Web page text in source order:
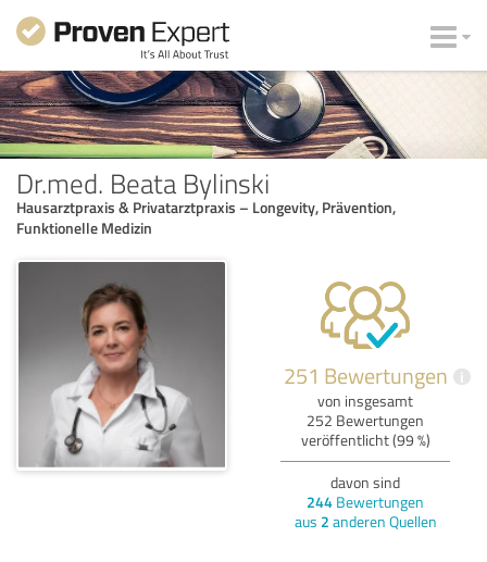
Dr.med. Beata Bylinski
Hausarztpraxis & Privatarztpraxis – Longevity, Prävention,
Funktionelle Medizin
251 Bewertungen i
von insgesamt
252 Bewertungen
veröffentlicht (99 %)
davon sind
244 Bewertungen
aus 2 anderen Quellen